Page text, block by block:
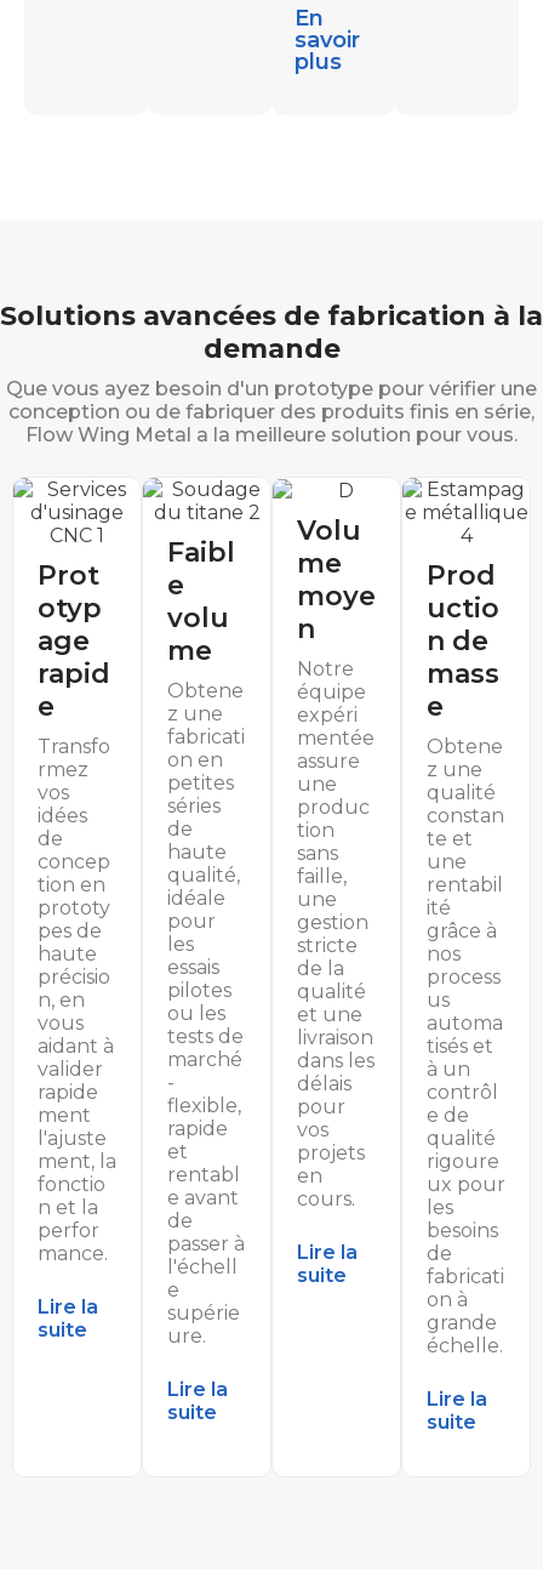
En
savoir
plus
Solutions avancées de fabrication à la
demande
Que vous ayez besoin d'un prototype pour vérifier une
conception ou de fabriquer des produits finis en série,
Flow Wing Metal a la meilleure solution pour vous.
Prot
otyp
age
rapid
e
Transfo
rmez
vos
idées
de
concep
tion en
prototy
pes de
haute
précisio
n, en
vous
aidant à
valider
rapide
ment
l'ajuste
ment, la
fonctio
n et la
perfor
mance.
Lire la
suite
Faibl
e
volu
me
Obtene
z une
fabricati
on en
petites
séries
de
haute
qualité,
idéale
pour
les
essais
pilotes
ou les
tests de
marché
-
flexible,
rapide
et
rentabl
e avant
de
passer à
l'échell
e
supérie
ure.
Lire la
suite
Volu
me
moye
n
Notre
équipe
expéri
mentée
assure
une
produc
tion
sans
faille,
une
gestion
stricte
de la
qualité
et une
livraison
dans les
délais
pour
vos
projets
en
cours.
Lire la
suite
Prod
uctio
n de
mass
e
Obtene
z une
qualité
constan
te et
une
rentabil
ité
grâce à
nos
process
us
automa
tisés et
à un
contrôl
e de
qualité
rigoure
ux pour
les
besoins
de
fabricati
on à
grande
échelle.
Lire la
suite